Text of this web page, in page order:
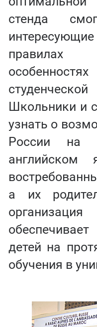
стенда
правилах
Школьники и
узнать о
России на
а их
детей на
обучения в